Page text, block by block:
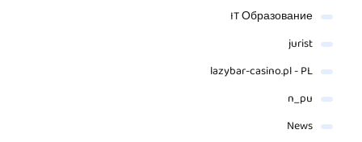
IT Образование
jurist
lazybar-casino.pl - PL
n_pu
News